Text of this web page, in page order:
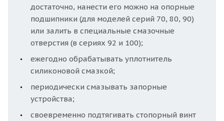
достаточно, нанести его можно на опорные
подшипники (для моделей серий 70, 80, 90)
или залить в специальные смазочные
отверстия (в сериях 92 и 100);
ежегодно обрабатывать уплотнитель
силиконовой смазкой;
периодически смазывать запорные
устройства;
своевременно подтягивать стопорный винт